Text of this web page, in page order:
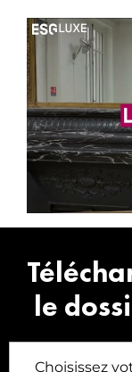
L'ESG
le